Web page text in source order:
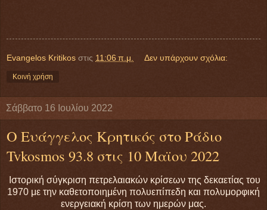
Evangelos Kritikos στις 11:06 π.μ. Δεν υπάρχουν σχόλια:
Κοινή χρήση
Σάββατο 16 Ιουλίου 2022
Ο Ευάγγελος Κρητικός στο Ράδιο
Tvkosmos 93.8 στις 10 Μαϊου 2022
Ιστορική σύγκριση πετρελαιακών κρίσεων της δεκαετίας του
1970 με την καθετοποιημένη πολυεπίπεδη και πολυμορφική
ενεργειακή κρίση των ημερών μας.